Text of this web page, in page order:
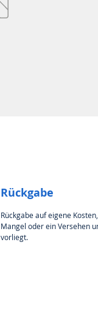
Rückgabe
Rückgabe auf eigene
Mangel oder ein Versehen
vorliegt.